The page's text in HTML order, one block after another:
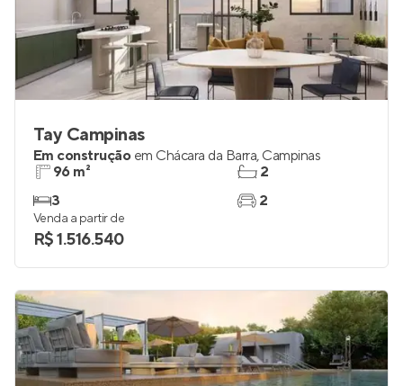
Tay Campinas
Em construção em Chácara da Barra, Campinas
96 m²
3
2
2
Venda a partir de
R$ 1.516.540